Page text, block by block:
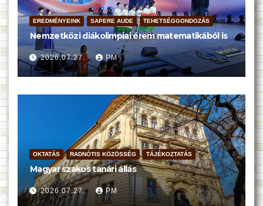
EREDMÉNYEINK SAPERE AUDE TEHETSÉGGONDOZÁS
Nemzetközi diákolimpiai érem matematikából is
2026.07.27. PM
OKTATÁS RADNÓTIS KÖZÖSSÉG TÁJÉKOZTATÁS
Magyar szakos tanári állás
2026.07.27. PM